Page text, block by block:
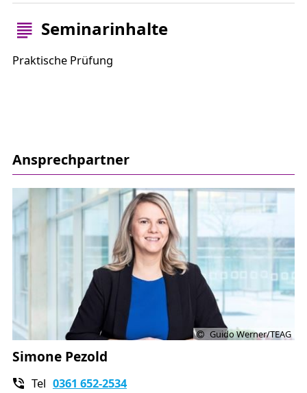
Seminarinhalte
Praktische Prüfung
Ansprechpartner
Guido Werner/TEAG
Simone Pezold
Tel 0361 652-2534